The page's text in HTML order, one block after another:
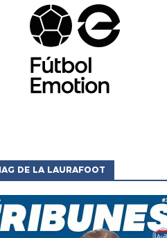
DE LA LAURAFOOT